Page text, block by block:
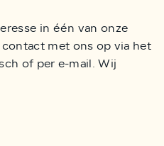
in één van onze
met ons op via het
of per e-mail. Wij